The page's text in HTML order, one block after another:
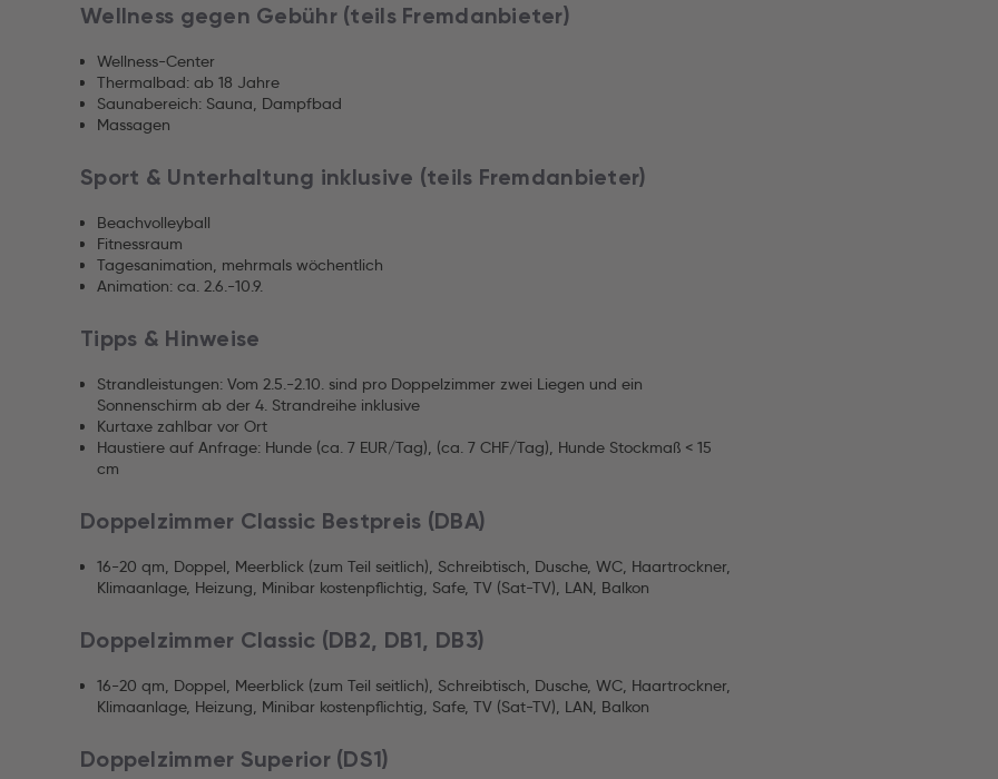
Wellness gegen Gebühr (teils Fremdanbieter)
Wellness-Center
Thermalbad: ab 18 Jahre
Saunabereich: Sauna, Dampfbad
Massagen
Sport & Unterhaltung inklusive (teils Fremdanbieter)
Beachvolleyball
Fitnessraum
Tagesanimation, mehrmals wöchentlich
Animation: ca. 2.6.-10.9.
Tipps & Hinweise
Strandleistungen: Vom 2.5.-2.10. sind pro Doppelzimmer zwei Liegen und ein
Sonnenschirm ab der 4. Strandreihe inklusive
Kurtaxe zahlbar vor Ort
Haustiere auf Anfrage: Hunde (ca. 7 EUR/Tag), (ca. 7 CHF/Tag), Hunde Stockmaß < 15
cm
Doppelzimmer Classic Bestpreis (DBA)
16-20 qm, Doppel, Meerblick (zum Teil seitlich), Schreibtisch, Dusche, WC, Haartrockner,
Klimaanlage, Heizung, Minibar kostenpflichtig, Safe, TV (Sat-TV), LAN, Balkon
Doppelzimmer Classic (DB2, DB1, DB3)
16-20 qm, Doppel, Meerblick (zum Teil seitlich), Schreibtisch, Dusche, WC, Haartrockner,
Klimaanlage, Heizung, Minibar kostenpflichtig, Safe, TV (Sat-TV), LAN, Balkon
Doppelzimmer Superior (DS1)